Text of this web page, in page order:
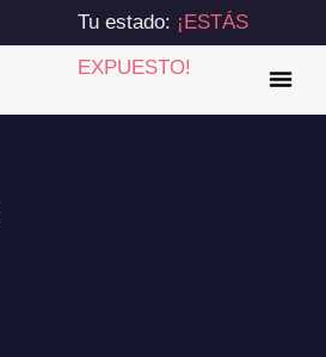
Tu estado: ¡ESTÁS
EXPUESTO!